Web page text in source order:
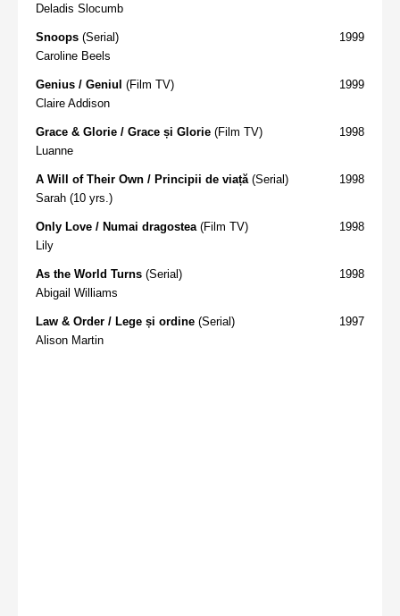
Deladis Slocumb
1999
Snoops (Serial)
Caroline Beels
1999
Genius / Geniul (Film TV)
Claire Addison
1998
Grace & Glorie / Grace și Glorie (Film TV)
Luanne
1998
A Will of Their Own / Principii de viață (Serial)
Sarah (10 yrs.)
1998
Only Love / Numai dragostea (Film TV)
Lily
1998
As the World Turns (Serial)
Abigail Williams
1997
Law & Order / Lege și ordine (Serial)
Alison Martin